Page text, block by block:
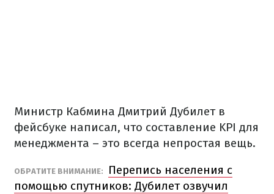
Министр Кабмина Дмитрий Дубилет в
фейсбуке написал, что составление KPI для
менеджмента – это всегда непростая вещь.
ОБРАТИТЕ ВНИМАНИЕ:
Перепись населения с
помощью спутников: Дубилет озвучил